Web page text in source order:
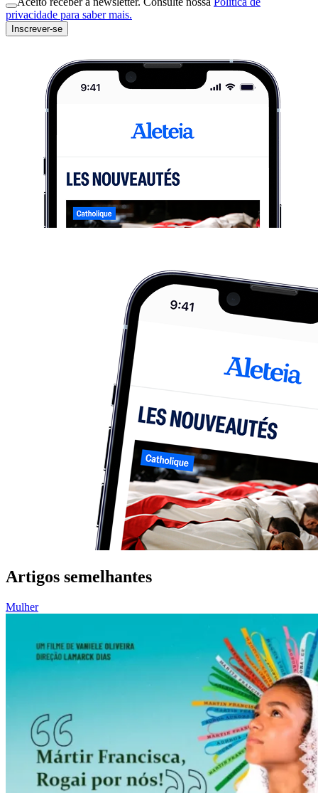
privacidade para saber mais.
Inscrever-se
Artigos semelhantes
Mulher